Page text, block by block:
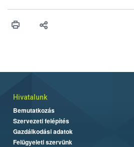
érésű szőlőkben is legyen lehetőség
felhasználók számára is elérhető és
Hivatalunk
Bemutatkozás
Szervezeti felépítés
Gazdálkodási adatok
Felügyeleti szervünk